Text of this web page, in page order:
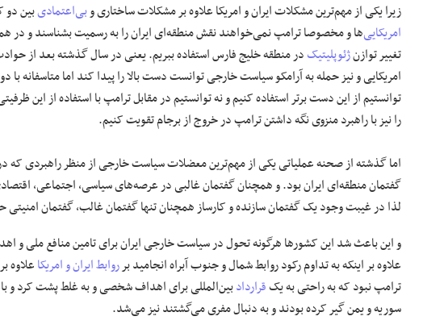
زیرا یکی از مهم‌ترین مشکلات ایران و امریکا علاوه بر مشکلات ساختاری وبی‌اعتمادیبین دو
امریکایی‌ها و مخصوصا ترامپ نمی‌خواهند نقش منطقه‌ای ایران را به رسمیت بشناسند و در
تغییر توازنژئوپلیتیکدر منطقه خلیج فارس استفاده ببریم. یعنی در سال گذشته بعد از
امریکایی و نیز حمله به آرامکو سیاست خارجی توانست دست بالا را پیدا کند اما متاسفانه
توانستیم از این دست برتر استفاده کنیم و نه توانستیم در مقابل ترامپ با استفاده از این
را نیز با راهبرد منزوی نگه داشتن ترامپ در خروج از برجام تقویت کنیم.
اما گذشته از صحنه عملیاتی یکی از مهم‌ترین معضلات سیاست خارجی از منظر راهبردی که
گفتمان منطقه‌ای ایران بود. و همچنان گفتمان غالبی در عرصه‌های سیاسی، اجتماعی،
لذا در غیبت وجود یک گفتمان سازنده و کارساز همچنان تنها گفتمان غالب، گفتمان امنیتی
و این باعث شد این کشورها هرگونه تحول در سیاست خارجی ایران برای تامین منافع ملی
علاوه بر اینکه به تداوم رکود روابط شمال و جنوب آبراه انجامید برروابط ایران و امریکاعلاوه
ترامپ نبود که به راحتی به یکقراردادبین‌المللی برای اهداف شخصی و به غلط پشت کرد و
سوریه و یمن گیر کرده بودند و به دنبال مفری می‌گشتند نیز می‌شد.